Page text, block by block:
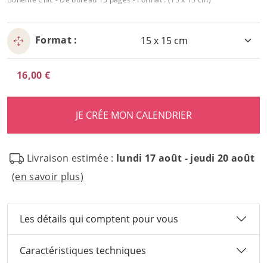
Format :
16,00 €
Livraison estimée : lundi 17 août - jeudi 20 août
(en savoir plus)
Les détails qui comptent pour vous
Caractéristiques techniques